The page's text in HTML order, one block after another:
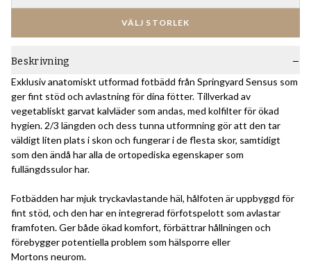
VÄLJ STORLEK
Beskrivning
Exklusiv anatomiskt utformad fotbädd från Springyard Sensus som
ger fint stöd och avlastning för dina fötter. Tillverkad av
vegetabliskt garvat kalvläder som andas, med kolfilter för ökad
hygien. 2/3 längden och dess tunna utformning gör att den tar
väldigt liten plats i skon och fungerar i de flesta skor, samtidigt
som den ändå har alla de ortopediska egenskaper som
fullängdssulor har.
Fotbädden har mjuk tryckavlastande häl, hålfoten är uppbyggd för
fint stöd, och den har en integrerad förfotspelott som avlastar
framfoten. Ger både ökad komfort, förbättrar hållningen och
förebygger potentiella problem som hälsporre eller
Mortons neurom.